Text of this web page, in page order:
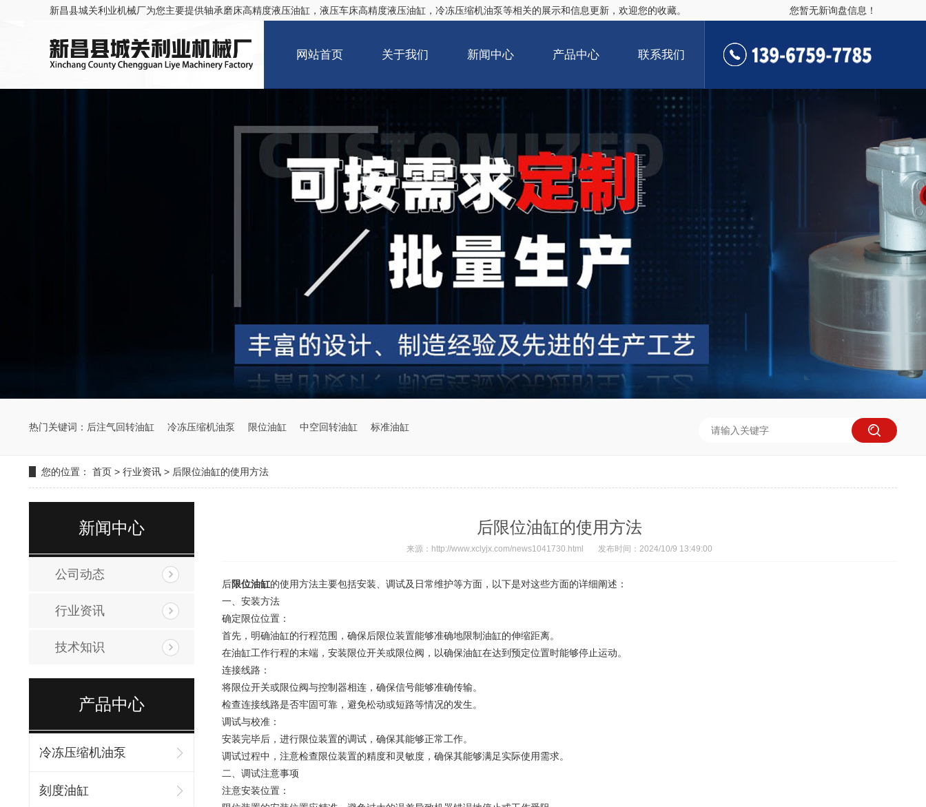
新昌县城关利业机械厂为您主要提供轴承磨床高精度液压油缸 ，液压车床高精度液压油缸，冷冻压缩机油泵等相关的展示和信息更新，欢迎您的收藏。 您暂无新询盘信息！
网站首页 关于我们 新闻中心 产品中心 联系我们
热门关键词： 后注气回转油缸 冷冻压缩机油泵 限位油缸 中空回转油缸 标准油缸
您的位置： 首页 > 行业资讯 > 后限位油缸的使用方法
新闻中心
公司动态
行业资讯
技术知识
产品中心
冷冻压缩机油泵
刻度油缸
后限位油缸的使用方法
来源：http://www.xclyjx.com/news1041730.html 发布时间：2024/10/9 13:49:00
后限位油缸的使用方法主要包括安装、调试及日常维护等方面，以下是对这些方面的详细阐述：
一、安装方法
确定限位位置：
首先，明确油缸的行程范围，确保后限位装置能够准确地限制油缸的伸缩距离。
在油缸工作行程的末端，安装限位开关或限位阀，以确保油缸在达到预定位置时能够停止运动。
连接线路：
将限位开关或限位阀与控制器相连，确保信号能够准确传输。
检查连接线路是否牢固可靠，避免松动或短路等情况的发生。
调试与校准：
安装完毕后，进行限位装置的调试，确保其能够正常工作。
调试过程中，注意检查限位装置的精度和灵敏度，确保其能够满足实际使用需求。
二、调试注意事项
注意安装位置：